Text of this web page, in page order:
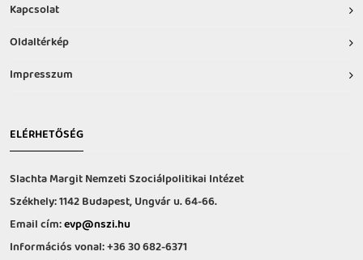
Kapcsolat
Oldaltérkép
Impresszum
ELÉRHETŐSÉG
Slachta Margit Nemzeti Szociálpolitikai Intézet
Székhely: 1142 Budapest, Ungvár u. 64-66.
Email cím:evp@nszi.hu
Információs vonal: +36 30 682-6371